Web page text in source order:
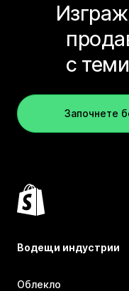
с
Започнете
Водещи индустрии
Облекло